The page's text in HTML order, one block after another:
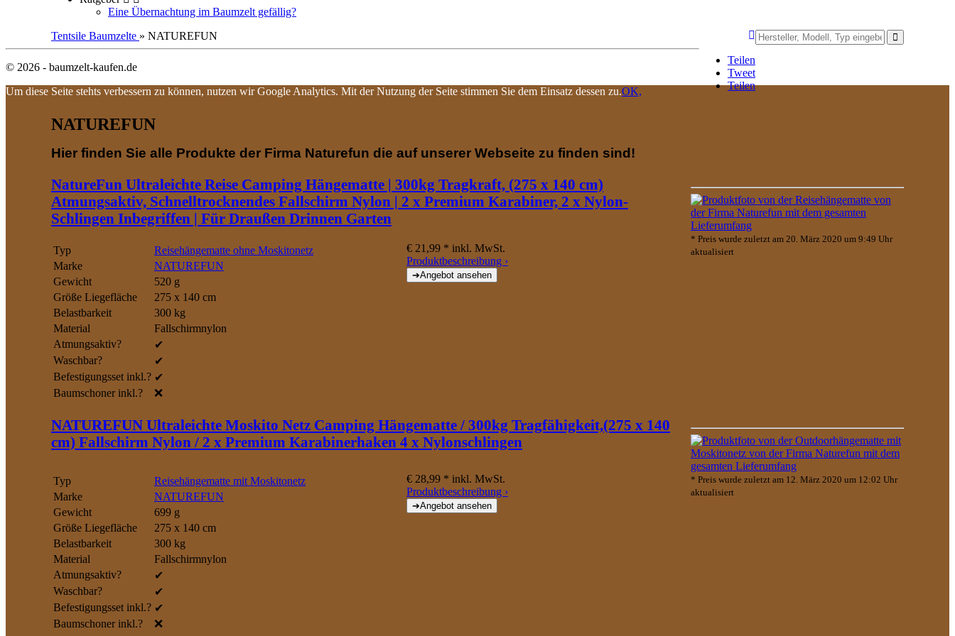
Eine Übernachtung im Baumzelt gefällig?
Tentsile Baumzelte » NATUREFUN
Teilen
Tweet
Teilen
NATUREFUN
Hier finden Sie alle Produkte der Firma Naturefun die auf unserer Webseite zu finden sind!
NatureFun Ultraleichte Reise Camping Hängematte | 300kg Tragkraft, (275 x 140 cm)
Atmungsaktiv, Schnelltrocknendes Fallschirm Nylon | 2 x Premium Karabiner, 2 x Nylon-
Schlingen Inbegriffen | Für Draußen Drinnen Garten
Typ
Reisehängematte ohne Moskitonetz
Marke
NATUREFUN
Gewicht
520 g
Größe Liegefläche
275 x 140 cm
Belastbarkeit
300 kg
Material
Fallschirmnylon
Atmungsaktiv?
✔
Waschbar?
✔
Befestigungsset inkl.? ✔
Baumschoner inkl.?
❌
€ 21,99 * inkl. MwSt.
Produktbeschreibung ›
* Preis wurde zuletzt am 20. März 2020 um 9:49 Uhr
aktualisiert
NATUREFUN Ultraleichte Moskito Netz Camping Hängematte / 300kg Tragfähigkeit,(275 x 140
cm) Fallschirm Nylon / 2 x Premium Karabinerhaken 4 x Nylonschlingen
Typ
Reisehängematte mit Moskitonetz
Marke
NATUREFUN
Gewicht
699 g
Größe Liegefläche
275 x 140 cm
Belastbarkeit
300 kg
Material
Fallschirmnylon
Atmungsaktiv?
✔
Waschbar?
✔
Befestigungsset inkl.? ✔
Baumschoner inkl.?
❌
€ 28,99 * inkl. MwSt.
Produktbeschreibung ›
* Preis wurde zuletzt am 12. März 2020 um 12:02 Uhr
aktualisiert
© 2026 - baumzelt-kaufen.de
Um diese Seite stehts verbessern zu können, nutzen wir Google Analytics. Mit der Nutzung der Seite stimmen Sie dem Einsatz dessen zu.OK,